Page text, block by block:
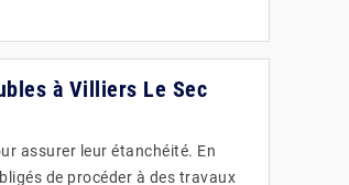
à Villiers Le Sec
assurer leur étanchéité. En
de procéder à des travaux